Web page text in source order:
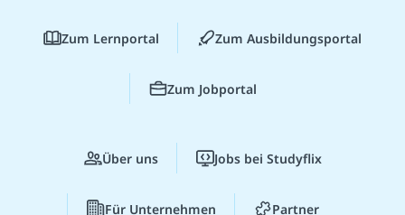
Zum Lernportal Zum Ausbildungsportal
Zum Jobportal
Über uns Jobs bei Studyflix
Für Unternehmen Partner